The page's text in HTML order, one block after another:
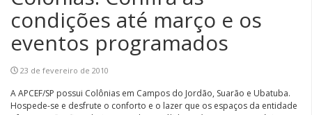
condições até março e os
eventos programados
23 de fevereiro de 2010
A APCEF/SP possui Colônias em Campos do Jordão, Suarão e Ubatuba.
Hospede-se e desfrute o conforto e o lazer que os espaços da entidade